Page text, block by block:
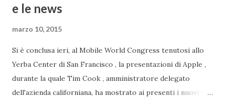
e le news
marzo 10, 2015
Si è conclusa ieri, al Mobile World Congress tenutosi allo
Yerba Center di San Francisco , la presentazioni di Apple ,
durante la quale Tim Cook , amministratore delegato
dell'azienda californiana, ha mostrato ai presenti i nuovi